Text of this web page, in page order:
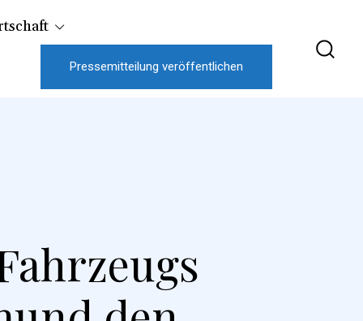
Pressemitteilung veröffentlichen